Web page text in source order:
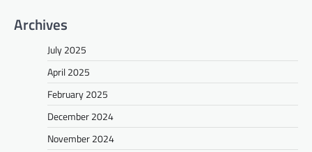
Archives
July 2025
April 2025
February 2025
December 2024
November 2024